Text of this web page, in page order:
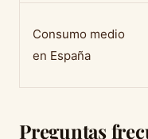
Consumo medio
en España
Preguntas